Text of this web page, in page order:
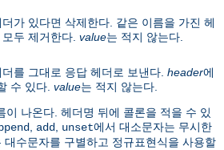
가 있다면 삭제한다. 같은 이름을 가진 헤
두 제거한다. value는 적지 않는다.
를 그대로 응답 헤더로 보낸다. header에
수 있다. value는 적지 않는다.
이 나온다. 헤더명 뒤에 콜론을 적을 수 있
add unset에서 대소문자는 무시한
대수문자를 구별하고 정규표현식을 사용할